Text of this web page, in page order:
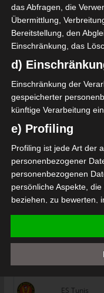
Étoile Sportive du
ive
Die nächsten
SPIELTAG 1
22 Aug. 2026
PS Sakiet Eddaïer
22 Aug. 2026
Stade Tunisien
ES Hammam
ES Tunis
das Abfragen, die
Übermittlung,
Bereitstellung, den
Einschränkung, das
d)
Einschränkung der
gespeicherter
künftige Verarbeitung
e) Profiling
Profiling ist jede Art der
personenbezogener
personenbezogenen
persönliche Aspekte,
beziehen, zu bewerten,
Arbeitsleistung,
Vorlieben, Interessen,
oder Ortswechsel
Pseudonymisierung ist